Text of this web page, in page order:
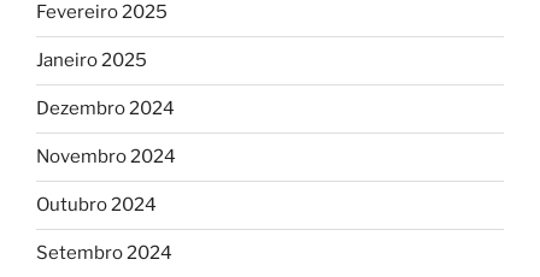
Fevereiro 2025
Janeiro 2025
Dezembro 2024
Novembro 2024
Outubro 2024
Setembro 2024